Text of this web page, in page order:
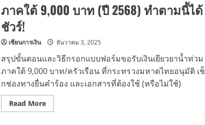
ภาคใต้ 9,000 บาท (ปี 2568) ทำตามนี้ได้
ชัวร์!
เซียนการเงิน ธันวาคม 3, 2025
สรุปขั้นตอนและวิธีกรอกแบบฟอร์มขอรับเงินเยียวยาน้ำท่วม
ภาคใต้ 9,000 บาท/ครัวเรือน ที่กระทรวงมหาดไทยอนุมัติ เช็
กช่องทางยื่นคำร้อง และเอกสารที่ต้องใช้ (หรือไม่ใช้)
Read MoreRead
more